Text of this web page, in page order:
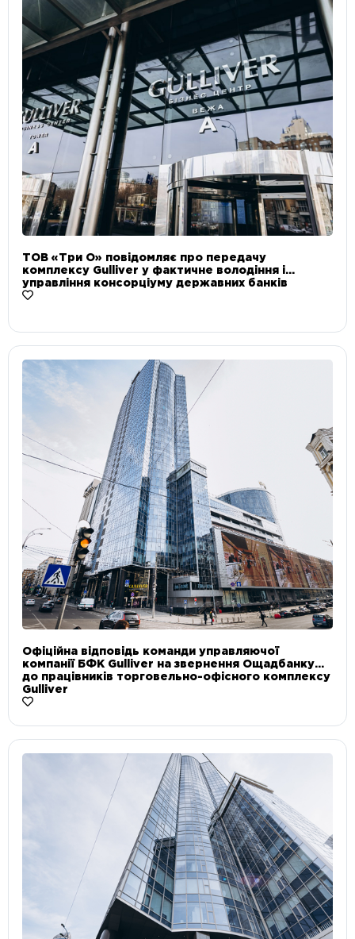
ТОВ «Три О» повідомляє про передачу
комплексу Gulliver у фактичне володіння і
управління консорціуму державних банків
Офіційна відповідь команди управляючої
компанії БФК Gulliver на звернення Ощадбанку
до працівників торговельно-офісного комплексу
Gulliver